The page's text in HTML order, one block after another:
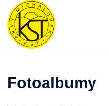
Preskočiť
obsah
Fotoalbumy